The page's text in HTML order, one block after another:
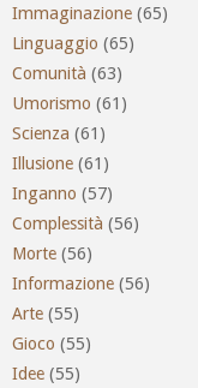
Immaginazione (65)
Linguaggio (65)
Comunità (63)
Umorismo (61)
Scienza (61)
Illusione (61)
Inganno (57)
Complessità (56)
Morte (56)
Informazione (56)
Arte (55)
Gioco (55)
Idee (55)